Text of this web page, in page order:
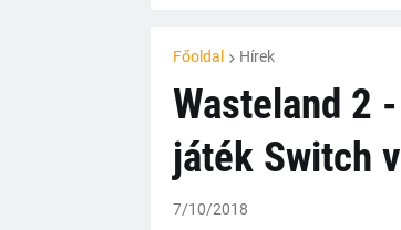
Főoldal Hírek
Wasteland 2
játék Switch
7/10/2018